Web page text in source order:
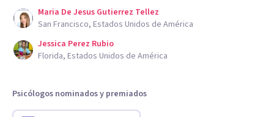
Maria De Jesus Gutierrez Tellez
San Francisco, Estados Unidos de América
Jessica Perez Rubio
Florida, Estados Unidos de América
Psicólogos nominados y premiados